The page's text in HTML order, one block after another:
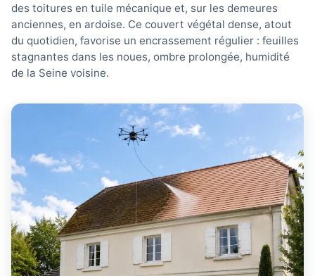
des toitures en tuile mécanique et, sur les demeures
anciennes, en ardoise. Ce couvert végétal dense, atout
du quotidien, favorise un encrassement régulier : feuilles
stagnantes dans les noues, ombre prolongée, humidité
de la Seine voisine.